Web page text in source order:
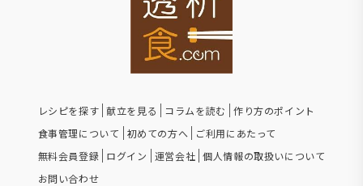
レシピを探す 献立を見る コラムを読む
作り方のポイント
食事管理について
初めての方へ
ご利用にあたって
無料会員登録 ログイン 運営会社 個人情報の取扱いについて
お問い合わせ